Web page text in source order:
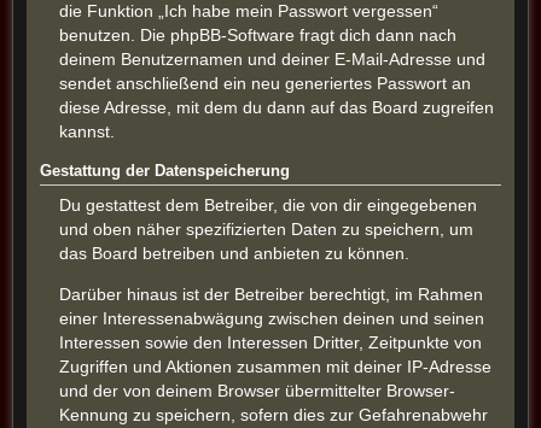
die Funktion „Ich habe mein Passwort vergessen“
benutzen. Die phpBB-Software fragt dich dann nach
deinem Benutzernamen und deiner E-Mail-Adresse und
sendet anschließend ein neu generiertes Passwort an
diese Adresse, mit dem du dann auf das Board zugreifen
kannst.
Gestattung der Datenspeicherung
Du gestattest dem Betreiber, die von dir eingegebenen
und oben näher spezifizierten Daten zu speichern, um
das Board betreiben und anbieten zu können.
Darüber hinaus ist der Betreiber berechtigt, im Rahmen
einer Interessenabwägung zwischen deinen und seinen
Interessen sowie den Interessen Dritter, Zeitpunkte von
Zugriffen und Aktionen zusammen mit deiner IP-Adresse
und der von deinem Browser übermittelter Browser-
Kennung zu speichern, sofern dies zur Gefahrenabwehr